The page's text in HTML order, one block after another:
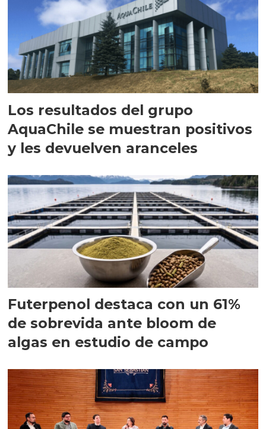
Los resultados del grupo
AquaChile se muestran positivos
y les devuelven aranceles
Futerpenol destaca con un 61%
de sobrevida ante bloom de
algas en estudio de campo